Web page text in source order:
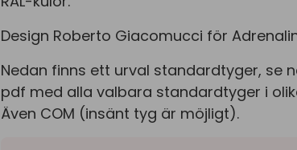
Design Roberto Giacomucci för
Nedan finns ett urval standardtyger, se
pdf med alla valbara standardtyger i
Även COM (insänt tyg är möjligt).